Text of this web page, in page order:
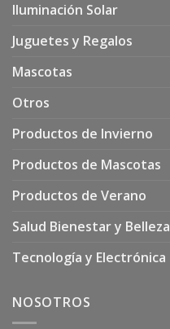
Iluminación Solar
Juguetes y Regalos
Mascotas
Otros
Productos de Invierno
Productos de Mascotas
Productos de Verano
Salud Bienestar y Belleza
Tecnología y Electrónica
NOSOTROS